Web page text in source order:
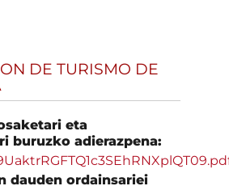
DE TURISMO DE
eta
buruzko adierazpena:
dauden ordainsariei